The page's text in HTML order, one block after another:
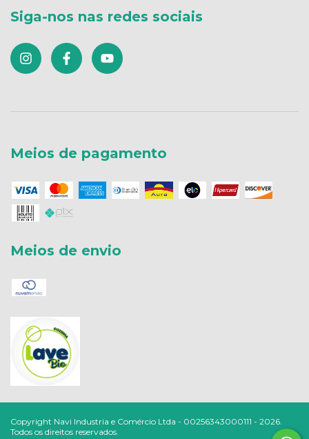
Siga-nos nas redes sociais
Meios de pagamento
Meios de envio
Copyright Navi Industria e Comércio Ltda - 00256343000111 - 2026.
Todos os direitos reservados.